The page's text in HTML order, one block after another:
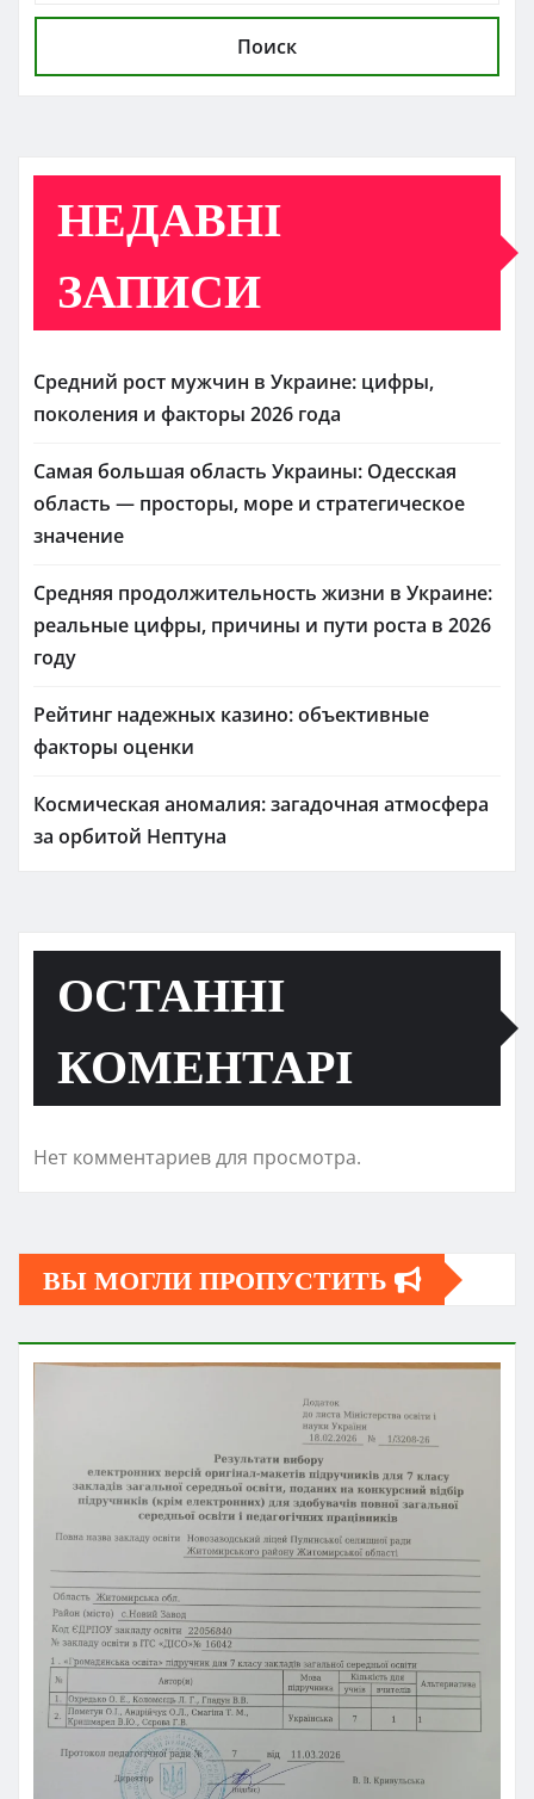
Поиск
НЕДАВНІ
ЗАПИСИ
Средний рост мужчин в Украине: цифры,
поколения и факторы 2026 года
Самая большая область Украины: Одесская
область — просторы, море и стратегическое
значение
Средняя продолжительность жизни в Украине:
реальные цифры, причины и пути роста в 2026
году
Рейтинг надежных казино: объективные
факторы оценки
Космическая аномалия: загадочная атмосфера
за орбитой Нептуна
ОСТАННІ
КОМЕНТАРІ
Нет комментариев для просмотра.
ВЫ МОГЛИ ПРОПУСТИТЬ